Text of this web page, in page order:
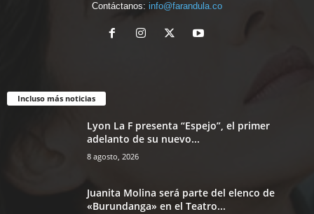
Contáctanos: info@farandula.co
Incluso más noticias
Lyon La F presenta “Espejo”, el primer
adelanto de su nuevo...
8 agosto, 2026
Juanita Molina será parte del elenco de
«Burundanga» en el Teatro...